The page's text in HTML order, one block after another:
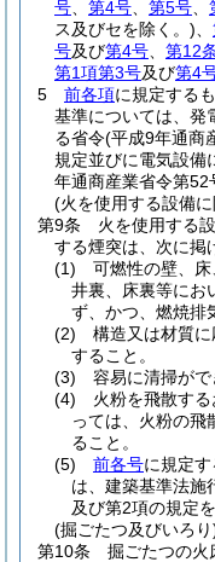
号
第4号 第5号
ス及びセを除く。)
号及び第4号 第12
第1項第3号及び第4
5
前各項に規定する
基準については、発
る省令(平成9年通商
規定並びに電気設備
年通商産業省令第52
(火を使用する設備
第9条
火を使用する
する煙突は、次に掲
(1)
可燃性の壁、
井裏、床裏等にお
ず、かつ、燃焼排
(2)
構造又は材質
すること。
(3)
容易に清掃がで
(4)
火粉を飛散す
っては、火粉の飛
ること。
(5)
前各号に規定
は、建築基準法施
及び第2項の規定
(掘ごたつ及びいろり
第10条
掘ごたつの火